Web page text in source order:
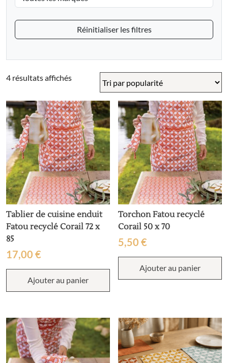
Réinitialiser les filtres
4 résultats affichésTrié
popularité
Tablier de cuisine enduit
Fatou recyclé Corail 72 x
85
17,00 €
Ajouter au panier
Torchon Fatou recyclé
Corail 50 x 70
5,50€
Ajouter au panier